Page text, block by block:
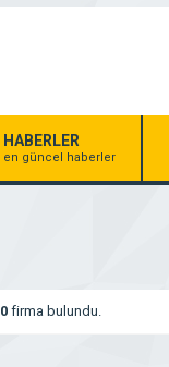
HABERLER
en güncel haberler
0 firma bulundu.